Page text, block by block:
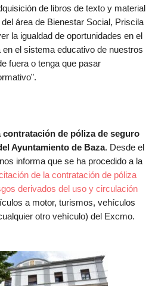
de libros de texto y material
área de Bienestar Social, Priscila
la igualdad de oportunidades en el
el sistema educativo de nuestros
fuera o tenga que pasar
de póliza de seguro
Ayuntamiento de Baza. Desde el
informa que se ha procedido a la
de la contratación de póliza
derivados del uso y circulación
a motor, turismos, vehículos
otro vehículo) del Excmo.